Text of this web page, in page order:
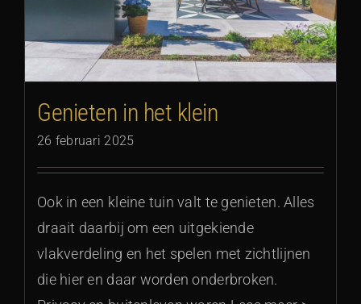
Genieten in het klein
26 februari 2025
Ook in een kleine tuin valt te genieten. Alles
draait daarbij om een uitgekiende
vlakverdeling en het spelen met zichtlijnen
die hier en daar worden onderbroken.